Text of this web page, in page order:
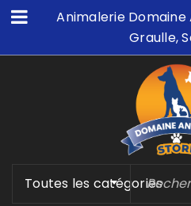
Animalerie Domaine
Graulle,
Toutes les catégories